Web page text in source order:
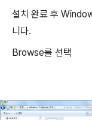
설치 완료 후
니다.
Browse를 선택